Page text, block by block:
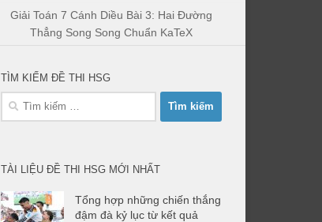
Giải Toán 7 Cánh Diều Bài 3: Hai Đường
Thẳng Song Song Chuẩn KaTeX
TÌM KIẾM ĐỀ THI HSG
Tìm
TÀI LIỆU ĐỀ THI HSG MỚI NHẤT
Tổng hợp những chiến thắng
đậm đà kỷ lục từ kết quả